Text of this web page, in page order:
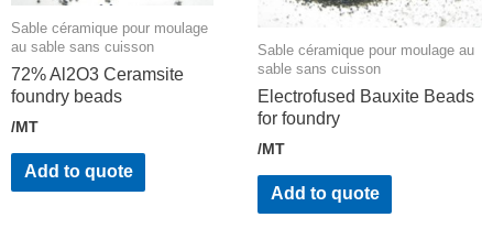
Sable céramique pour moulage
au sable sans cuisson
72% Al2O3 Ceramsite
foundry beads
/MT
Add to quote
Sable céramique pour moulage au
sable sans cuisson
Electrofused Bauxite Beads
for foundry
/MT
Add to quote